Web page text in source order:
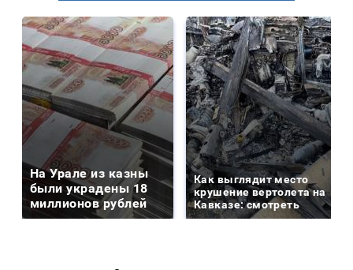
На Урале из казны
были украдены 18
миллионов рублей
Как выглядит место
крушение вертолета на
Кавказе: смотреть